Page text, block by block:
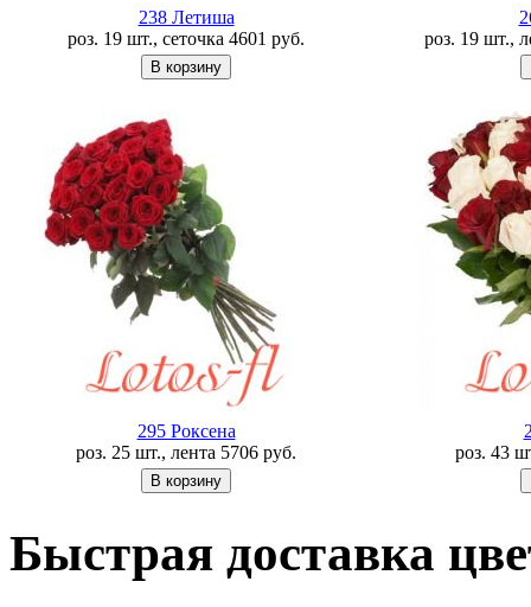
238 Летишa
роз. 19 шт., сеточка 4601 руб.
роз. 19 шт.,
295 Роксена
роз. 25 шт., лента 5706 руб.
роз. 43
Быстрая доставка